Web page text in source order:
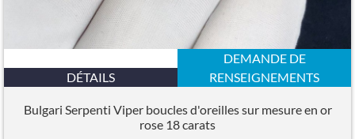
DÉTAILS
DEMANDE DE
RENSEIGNEMENTS
Bulgari Serpenti Viper boucles d'oreilles sur mesure en or
rose 18 carats